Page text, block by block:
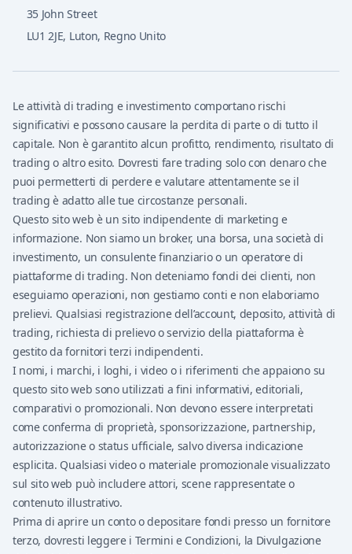
35 John Street
LU1 2JE, Luton, Regno Unito
Le attività di trading e investimento comportano rischi
significativi e possono causare la perdita di parte o di tutto il
capitale. Non è garantito alcun profitto, rendimento, risultato di
trading o altro esito. Dovresti fare trading solo con denaro che
puoi permetterti di perdere e valutare attentamente se il
trading è adatto alle tue circostanze personali.
Questo sito web è un sito indipendente di marketing e
informazione. Non siamo un broker, una borsa, una società di
investimento, un consulente finanziario o un operatore di
piattaforme di trading. Non deteniamo fondi dei clienti, non
eseguiamo operazioni, non gestiamo conti e non elaboriamo
prelievi. Qualsiasi registrazione dell’account, deposito, attività di
trading, richiesta di prelievo o servizio della piattaforma è
gestito da fornitori terzi indipendenti.
I nomi, i marchi, i loghi, i video o i riferimenti che appaiono su
questo sito web sono utilizzati a fini informativi, editoriali,
comparativi o promozionali. Non devono essere interpretati
come conferma di proprietà, sponsorizzazione, partnership,
autorizzazione o status ufficiale, salvo diversa indicazione
esplicita. Qualsiasi video o materiale promozionale visualizzato
sul sito web può includere attori, scene rappresentate o
contenuto illustrativo.
Prima di aprire un conto o depositare fondi presso un fornitore
terzo, dovresti leggere i Termini e Condizioni, la Divulgazione